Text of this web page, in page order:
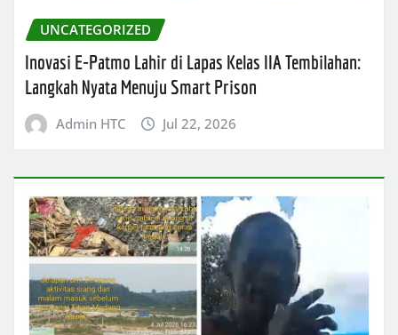
UNCATEGORIZED
Inovasi E-Patmo Lahir di Lapas Kelas IIA Tembilahan:
Langkah Nyata Menuju Smart Prison
Admin HTC Jul 22, 2026